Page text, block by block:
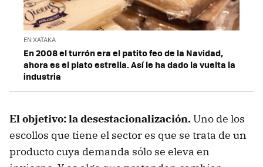
EN XATAKA
En 2008 el turrón era el patito feo de la Navidad,
ahora es el plato estrella. Así le ha dado la vuelta la
industria
El objetivo: la desestacionalización.Uno de los
escollos que tiene el sector es que se trata de un
producto cuya demanda sólo se eleva en